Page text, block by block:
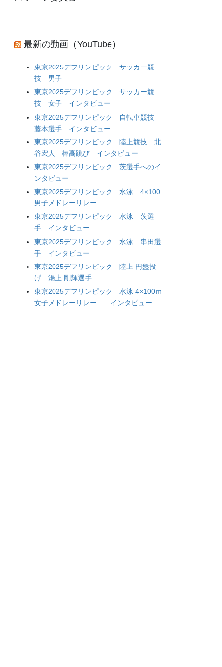
最新の動画（YouTube）
東京2025デフリンピック サッカー競
技 男子
東京2025デフリンピック サッカー競
技 女子 インタビュー
東京2025デフリンピック 自転車競技
藤本選手 インタビュー
東京2025デフリンピック 陸上競技 北
谷宏人 棒高跳び インタビュー
東京2025デフリンピック 茨選手へのイ
ンタビュー
東京2025デフリンピック 水泳 4×100
男子メドレーリレー
東京2025デフリンピック 水泳 茨選
手 インタビュー
東京2025デフリンピック 水泳 串田選
手 インタビュー
東京2025デフリンピック 陸上 円盤投
げ 湯上 剛輝選手
東京2025デフリンピック 水泳 4×100ｍ
女子メドレーリレー インタビュー